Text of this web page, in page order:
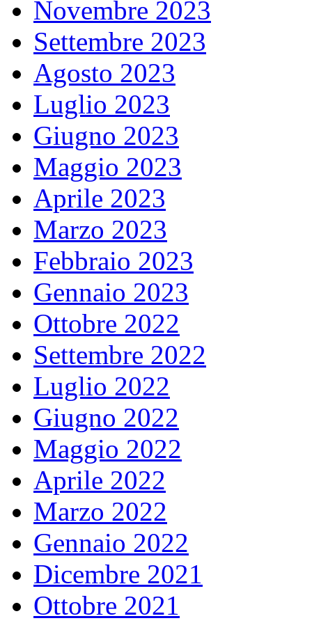
Novembre 2023
Settembre 2023
Agosto 2023
Luglio 2023
Giugno 2023
Maggio 2023
Aprile 2023
Marzo 2023
Febbraio 2023
Gennaio 2023
Ottobre 2022
Settembre 2022
Luglio 2022
Giugno 2022
Maggio 2022
Aprile 2022
Marzo 2022
Gennaio 2022
Dicembre 2021
Ottobre 2021